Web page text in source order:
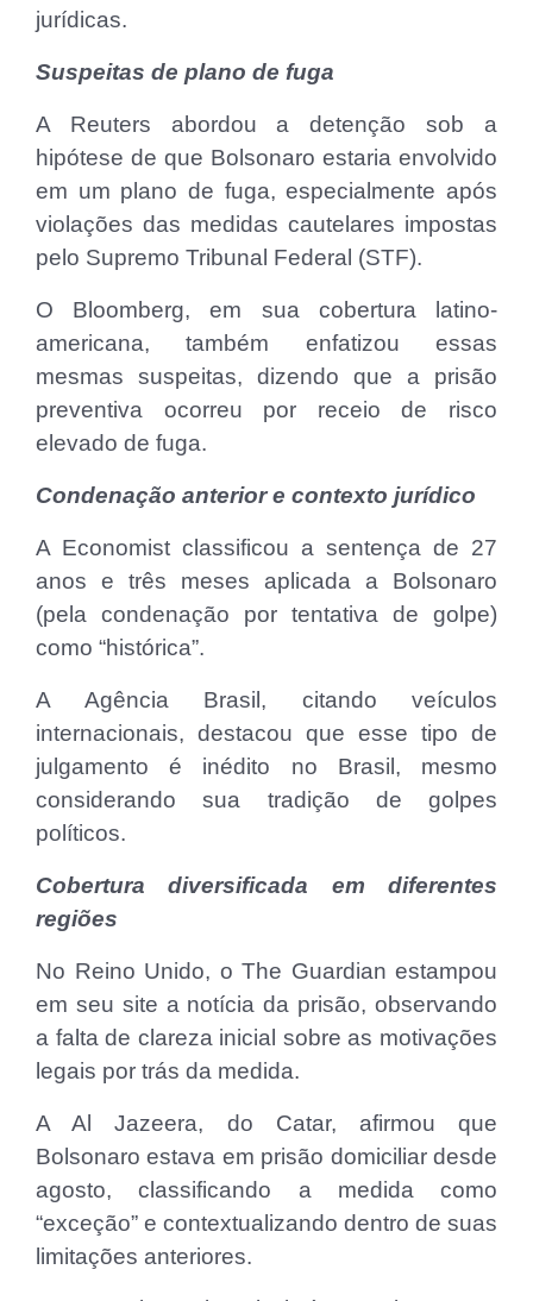
jurídicas.
Suspeitas de plano de fuga
A Reuters abordou a detenção sob a
hipótese de que Bolsonaro estaria envolvido
em um plano de fuga, especialmente após
violações das medidas cautelares impostas
pelo Supremo Tribunal Federal (STF).
O Bloomberg, em sua cobertura latino-
americana, também enfatizou essas
mesmas suspeitas, dizendo que a prisão
preventiva ocorreu por receio de risco
elevado de fuga.
Condenação anterior e contexto jurídico
A Economist classificou a sentença de 27
anos e três meses aplicada a Bolsonaro
(pela condenação por tentativa de golpe)
como “histórica”.
A Agência Brasil, citando veículos
internacionais, destacou que esse tipo de
julgamento é inédito no Brasil, mesmo
considerando sua tradição de golpes
políticos.
Cobertura diversificada em diferentes
regiões
No Reino Unido, o The Guardian estampou
em seu site a notícia da prisão, observando
a falta de clareza inicial sobre as motivações
legais por trás da medida.
A Al Jazeera, do Catar, afirmou que
Bolsonaro estava em prisão domiciliar desde
agosto, classificando a medida como
“exceção” e contextualizando dentro de suas
limitações anteriores.